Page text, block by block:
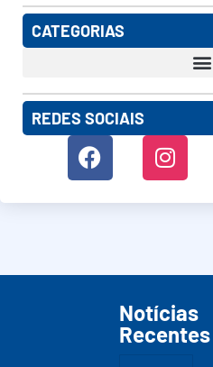
CATEGORIAS
REDES SOCIAIS
Notícias
Recentes